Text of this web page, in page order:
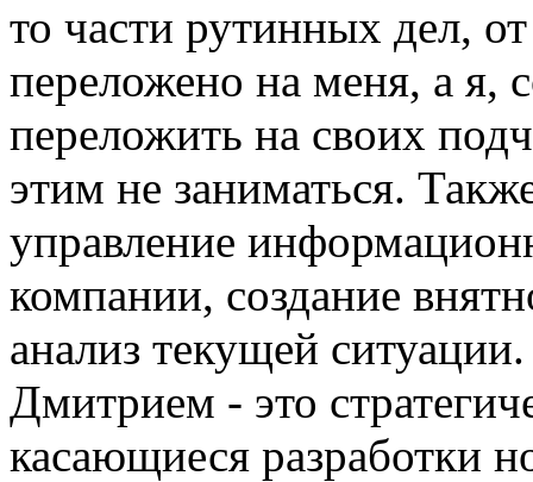
то части рутинных дел,
переложено на меня, а я,
переложить на своих
этим не заниматься.
управление
компании, создание
анализ текущей
Дмитрием - это
касающиеся разработки